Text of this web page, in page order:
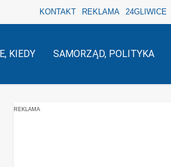
KONTAKT REKLAMA 24GLIWICE
KIEDY SAMORZĄD, POLITYKA
REKLAMA